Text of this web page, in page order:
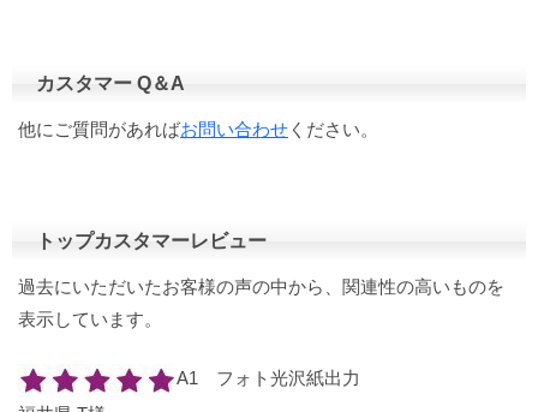
カスタマー Q＆A
他にご質問があればお問い合わせ ください。
トップカスタマーレビュー
過去にいただいたお客様の声の中から、関連性の高いものを
表示しています。
A1 フォト光沢紙出力